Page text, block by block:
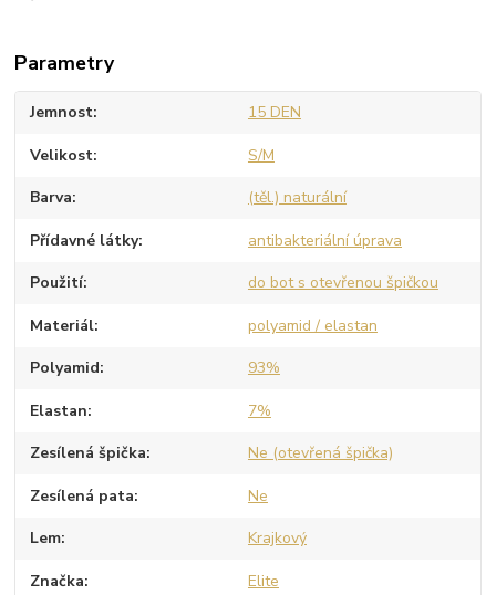
Parametry
Jemnost 15 DEN
Velikost S/M
Barva (těl.) naturální
Přídavné látky antibakteriální úprava
Použití do bot s otevřenou špičkou
Materiál polyamid / elastan
Polyamid 93%
Elastan 7%
Zesílená špička Ne (otevřená špička)
Zesílená pata Ne
Lem Krajkový
Značka Elite